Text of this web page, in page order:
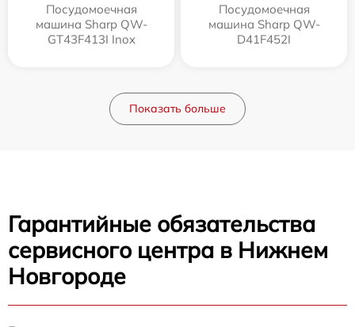
Посудомоечная
машина Sharp QW-
GT43F413I Inox
Посудомоечная
машина Sharp QW-
D41F452I
Показать больше
Гарантийные обязательства
сервисного центра в Нижнем
Новгороде